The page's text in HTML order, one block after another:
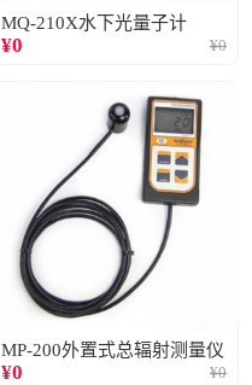
MQ-210X水下光量子计
¥0 ¥0
MP-200外置式总辐射测量仪
¥0 ¥0